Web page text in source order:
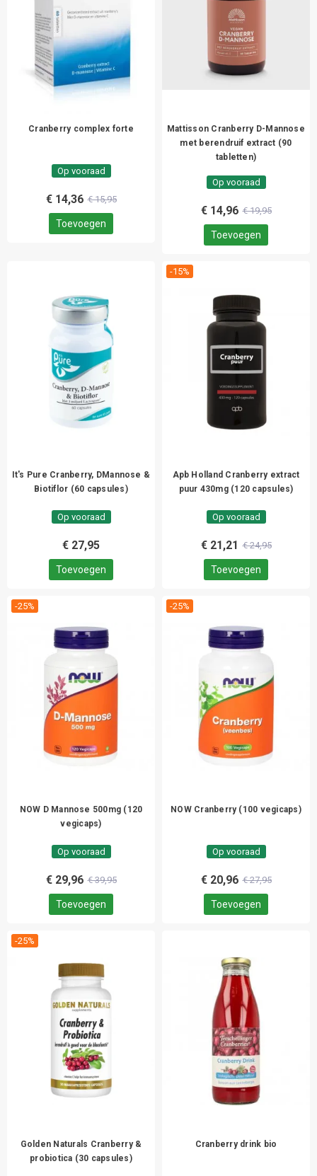
Cranberry complex forte
Op vooraad
€ 14,36 € 15,95
Toevoegen
Mattisson Cranberry D-Mannose
met berendruif extract (90
tabletten)
Op vooraad
€ 14,96 € 19,95
Toevoegen
It's Pure Cranberry, DMannose &
Biotiflor (60 capsules)
Op vooraad
€ 27,95
Toevoegen
-15%
Apb Holland Cranberry extract
puur 430mg (120 capsules)
Op vooraad
€ 21,21 € 24,95
Toevoegen
-25%
NOW D Mannose 500mg (120
vegicaps)
Op vooraad
€ 29,96 € 39,95
Toevoegen
-25%
NOW Cranberry (100 vegicaps)
Op vooraad
€ 20,96 € 27,95
Toevoegen
-25%
Golden Naturals Cranberry &
probiotica (30 capsules)
Cranberry drink bio